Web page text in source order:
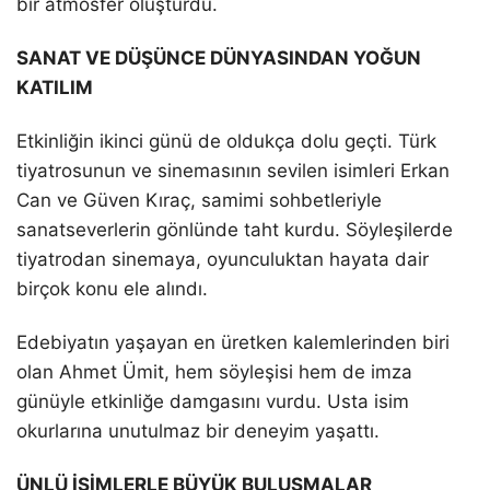
SANAT VE DÜŞÜNCE DÜNYASINDAN YOĞUN
KATILIM
Etkinliğin ikinci günü de oldukça dolu geçti. Türk
tiyatrosunun ve sinemasının sevilen isimleri Erkan
Can ve Güven Kıraç, samimi sohbetleriyle
sanatseverlerin gönlünde taht kurdu. Söyleşilerde
tiyatrodan sinemaya, oyunculuktan hayata dair
birçok konu ele alındı.
Edebiyatın yaşayan en üretken kalemlerinden biri
olan Ahmet Ümit, hem söyleşisi hem de imza
günüyle etkinliğe damgasını vurdu. Usta isim
okurlarına unutulmaz bir deneyim yaşattı.
ÜNLÜ İSİMLERLE BÜYÜK BULUŞMALAR